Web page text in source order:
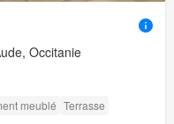
Occitanie
meublé Terrasse